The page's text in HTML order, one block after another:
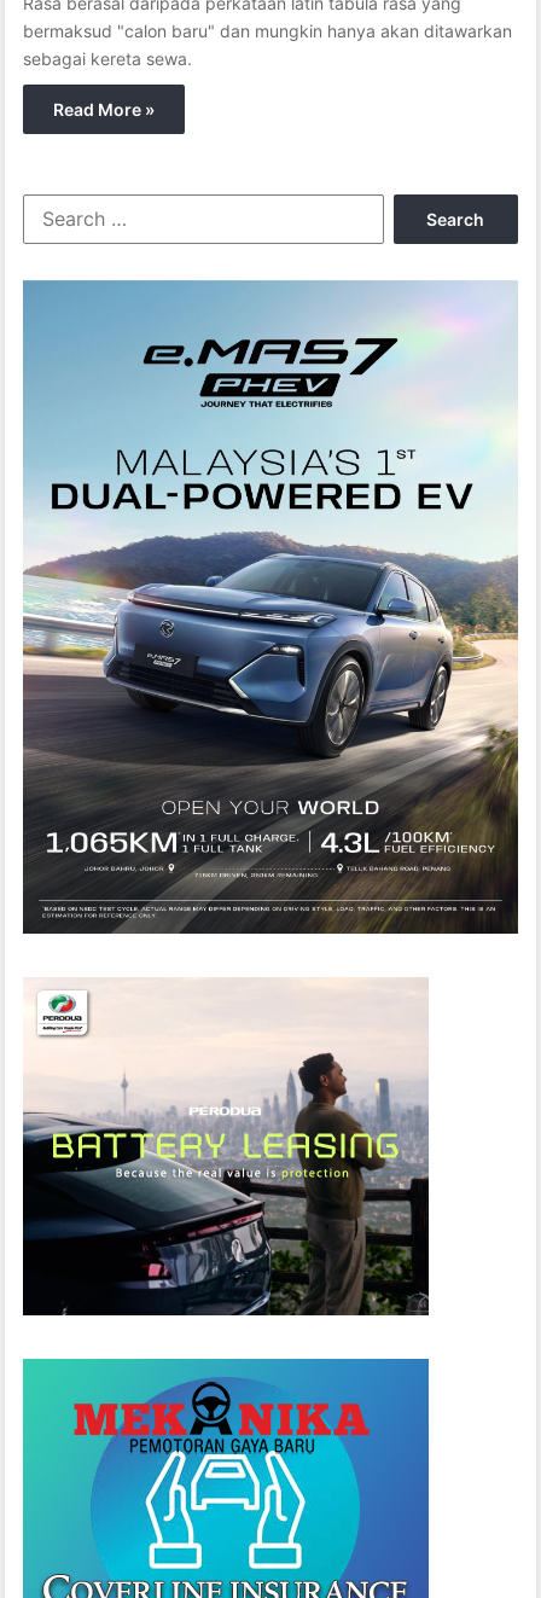
bermaksud "calon baru" dan mungkin hanya akan ditawarkan
sebagai kereta sewa.
Read More »
r
f